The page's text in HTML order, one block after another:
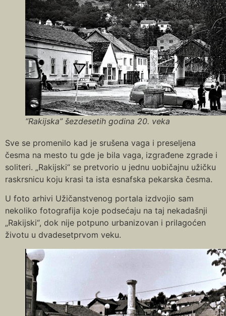
“Rakijska” šezdesetih godina 20. veka
Sve se promenilo kad je srušena vaga i preseljena
česma na mesto tu gde je bila vaga, izgrađene zgrade i
soliteri. „Rakijski“ se pretvorio u jednu uobičajnu užičku
raskrsnicu koju krasi ta ista esnafska pekarska česma.
U foto arhivi Užičanstvenog portala izdvojio sam
nekoliko fotografija koje podsećaju na taj nekadašnji
„Rakijski“, dok nije potpuno urbanizovan i prilagoćen
životu u dvadesetprvom veku.